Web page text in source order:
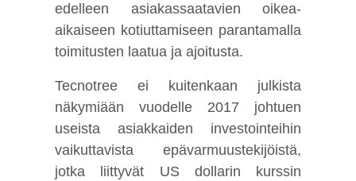
edelleen asiakassaatavien oikea-
aikaiseen kotiuttamiseen parantamalla
toimitusten laatua ja ajoitusta.
Tecnotree ei kuitenkaan julkista
näkymiään vuodelle 2017 johtuen
useista asiakkaiden investointeihin
vaikuttavista epävarmuustekijöistä,
jotka liittyvät US dollarin kurssin